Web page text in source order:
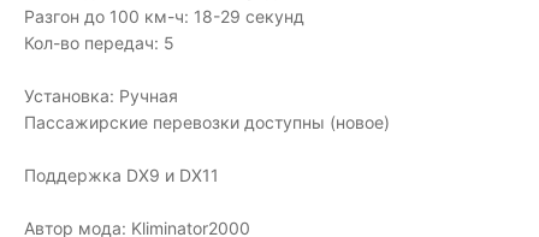
Разгон до 100 км-ч: 18-29 секунд
Кол-во передач: 5
Установка: Ручная
Пассажирские перевозки доступны (новое)
Поддержка DX9 и DX11
Автор мода: Kliminator2000